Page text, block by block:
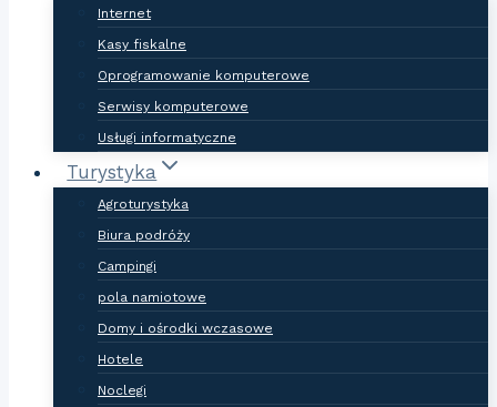
Internet
Kasy fiskalne
Oprogramowanie komputerowe
Serwisy komputerowe
Usługi informatyczne
Turystyka
Agroturystyka
Biura podróży
Campingi
pola namiotowe
Domy i ośrodki wczasowe
Hotele
Noclegi